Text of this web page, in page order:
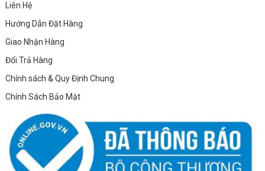
Liên Hệ
Hướng Dẫn Đặt Hàng
Giao Nhận Hàng
Đổi Trả Hàng
Chính sách & Quy Định Chung
Chính Sách Bảo Mật